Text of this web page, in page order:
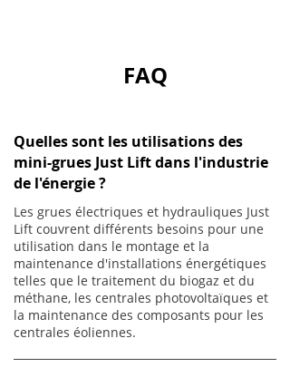
FAQ
Quelles sont les utilisations des
mini-grues Just Lift dans l'industrie
de l'énergie ?
Les grues électriques et hydrauliques Just
Lift couvrent différents besoins pour une
utilisation dans le montage et la
maintenance d'installations énergétiques
telles que le traitement du biogaz et du
méthane, les centrales photovoltaïques et
la maintenance des composants pour les
centrales éoliennes.